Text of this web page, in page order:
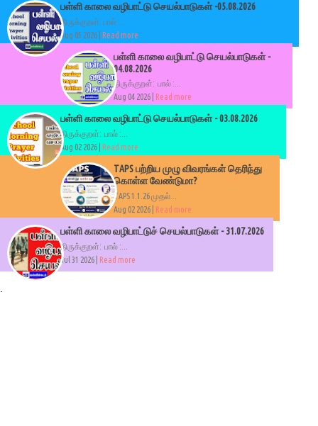
பள்ளி காலை வழிபாட்டு செயல்பாடுகள் -05.08.2026
திருக்குறள்: பால் :...
Aug 05 2026 | Read more
பள்ளி காலை வழிபாட்டு செயல்பாடுகள் -
04.08.2026
திருக்குறள்: பால் :...
Aug 04 2026 |
Read more
பள்ளி காலை வழிபாட்டு செயல்பாடுகள் - 03.08.2026
திருக்குறள்: பால் :...
Aug 02 2026 | Read more
TAPS பற்றிய முழு விவரங்கள் தெரிந்து
கொள்ள வேண்டுமா?
TAPS 1.1.26 முதல்...
Aug 02 2026 |
Read more
பள்ளி காலை வழிபாட்டுச் செயல்பாடுகள் - 31.07.2026
திருக்குறள்: பால் :...
Jul 31 2026 |
Read more